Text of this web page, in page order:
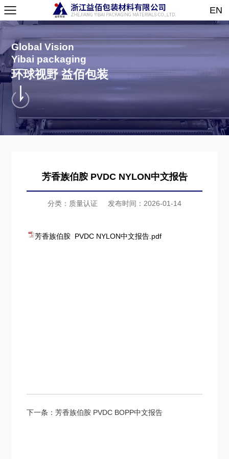
EN
Global Vision
Yibai packaging
环球视野 益佰包装
芳香族伯胺 PVDC NYLON中文报告
分类：质量认证 发布时间：2026-01-14
芳香族伯胺 PVDC NYLON中文报告.pdf
下一条：芳香族伯胺 PVDC BOPP中文报告